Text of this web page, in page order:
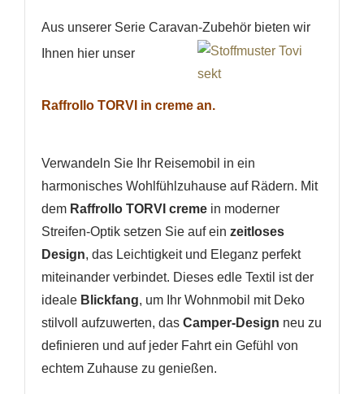
Aus unserer Serie Caravan-Zubehör bieten wir
Ihnen hier unser
Raffrollo TORVI in creme an.
Verwandeln Sie Ihr Reisemobil in ein
harmonisches Wohlfühlzuhause auf Rädern. Mit
dem Raffrollo TORVI creme in moderner
Streifen-Optik setzen Sie auf ein zeitloses
Design, das Leichtigkeit und Eleganz perfekt
miteinander verbindet. Dieses edle Textil ist der
ideale Blickfang, um Ihr Wohnmobil mit Deko
stilvoll aufzuwerten, das Camper-Design neu zu
definieren und auf jeder Fahrt ein Gefühl von
echtem Zuhause zu genießen.